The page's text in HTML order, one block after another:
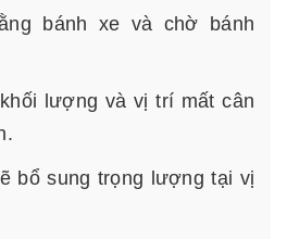
bánh xe và chờ bánh
lượng và vị trí mất cân
bổ sung trọng lượng tại vị